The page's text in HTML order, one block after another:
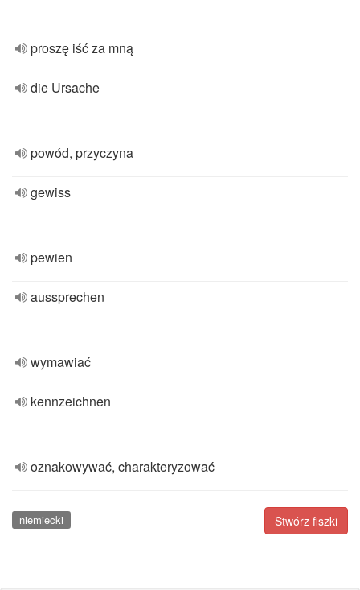
proszę iść za mną
die Ursache
powód, przyczyna
gewiss
pewien
aussprechen
wymawiać
kennzeichnen
oznakowywać, charakteryzować
Stwórz fiszki
niemiecki